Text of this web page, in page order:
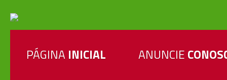
PÁGINA INICIAL ANUNCIE